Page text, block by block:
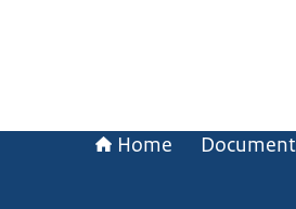
Home